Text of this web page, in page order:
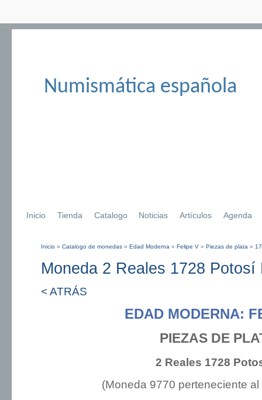
Numismática española
Inicio Tienda Catalogo Noticias Artículos Agenda
Inicio » Catalogo de monedas » Edad Moderna » Felipe V » Piezas de plata »
Moneda 2 Reales 1728 Potosí
< ATRÁS
EDAD MODERNA:
PIEZAS DE
2 Reales 1728
(Moneda 9770 perteneciente al